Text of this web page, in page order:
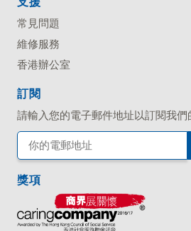
常見問題
維修服務
香港辦公室
訂閱
請輸入您的電子郵件地址以訂閱我
獎項